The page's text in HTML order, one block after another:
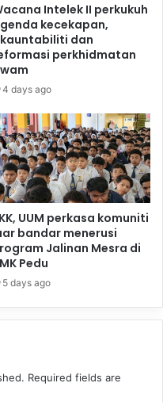
Intelek II perkukuh
kecekapan,
dan
perkhidmatan
4 days ago
UUM perkasa komuniti
bandar menerusi
Jalinan Mesra di
Pedu
5 days ago
Required fields are